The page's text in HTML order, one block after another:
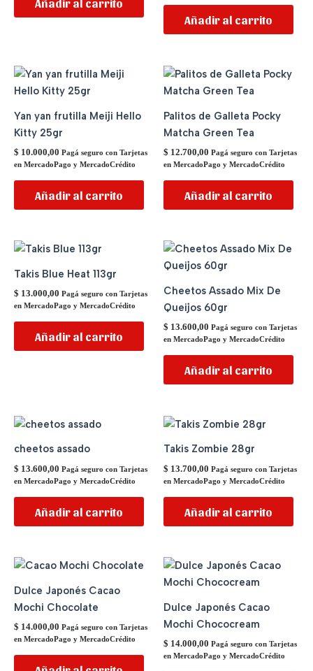
Añadir al carrito
Añadir al carrito
Yan yan frutilla Meiji Hello
Kitty 25gr
$ 10.000,00 Pagá seguro con Tarjetas
en MercadoPago y MercadoCrédito
Añadir al carrito
Palitos de Galleta Pocky
Matcha Green Tea
$ 12.700,00 Pagá seguro con Tarjetas
en MercadoPago y MercadoCrédito
Añadir al carrito
Takis Blue Heat 113gr
$ 13.000,00 Pagá seguro con Tarjetas
en MercadoPago y MercadoCrédito
Añadir al carrito
Cheetos Assado Mix De
Queijos 60gr
$ 13.600,00 Pagá seguro con Tarjetas
en MercadoPago y MercadoCrédito
Añadir al carrito
cheetos assado
$ 13.600,00 Pagá seguro con Tarjetas
en MercadoPago y MercadoCrédito
Añadir al carrito
Takis Zombie 28gr
$ 13.700,00 Pagá seguro con Tarjetas
en MercadoPago y MercadoCrédito
Añadir al carrito
Dulce Japonés Cacao
Mochi Chocolate
$ 14.000,00 Pagá seguro con Tarjetas
en MercadoPago y MercadoCrédito
Dulce Japonés Cacao
Mochi Chococream
$ 14.000,00 Pagá seguro con Tarjetas
en MercadoPago y MercadoCrédito